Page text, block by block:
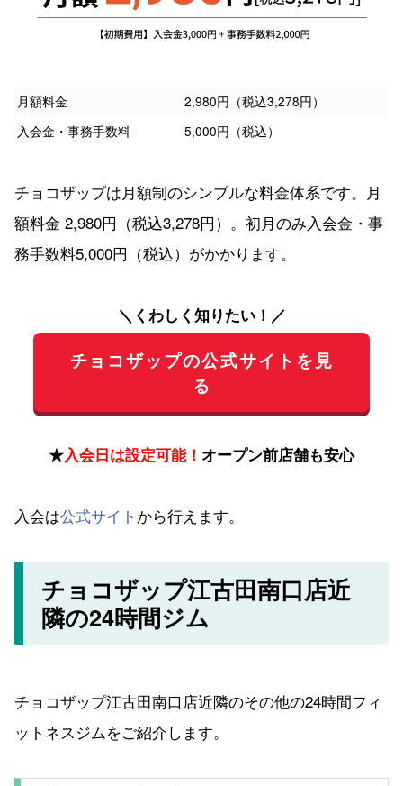
月額料金
2,980円（税込3,278円）
入会金・事務手数料
5,000円（税込）
チョコザップは月額制のシンプルな料金体系です。月
額料金 2,980円（税込3,278円）。初月のみ入会金・事
務手数料5,000円（税込）がかかります。
＼くわしく知りたい！／
チョコザップの公式サイトを見
る
★入会日は設定可能！ オープン前店舗も安心
入会は公式サイト から行えます。
チョコザップ江古田南口店近
隣の24時間ジム
チョコザップ江古田南口店近隣のその他の24時間フィ
ットネスジムをご紹介します。